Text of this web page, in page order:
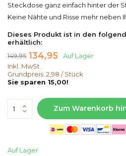
Steckdose ganz einfach hinter der
Keine Nähte und Risse mehr neben
Dieses Produkt ist in den
erhältlich:
149,95 134,95
Auf Lager
Inkl. MwSt.
Grundpreis: 2,98 /Stück
Sie sparen 15,00!
Zum Warenkorb
Auf Lager